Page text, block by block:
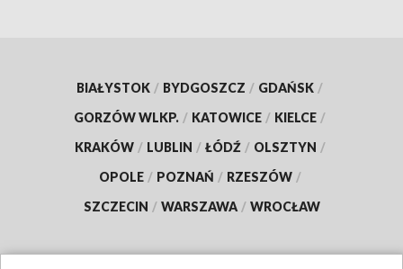
BIAŁYSTOK / BYDGOSZCZ / GDAŃSK /
GORZÓW WLKP. / KATOWICE / KIELCE /
KRAKÓW / LUBLIN / ŁÓDŹ / OLSZTYN /
OPOLE / POZNAŃ / RZESZÓW /
SZCZECIN / WARSZAWA / WROCŁAW